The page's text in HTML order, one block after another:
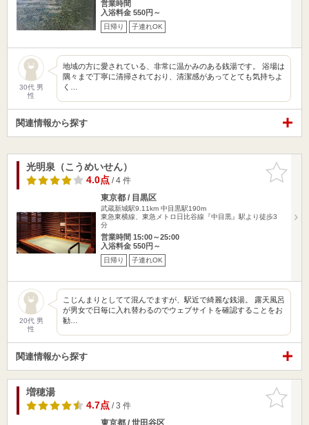
営業時間
入浴料金 550円～
日帰り 子連れOK
30代 男
性
地域の方に愛されている、非常に温かみのある銭湯です。 浴場は
隅々まで丁寧に清掃されており、清潔感があってとても気持ちよ
く…
関連情報から探す
お気に入
りに追加
光明泉（こうめいせん）
4.0点/ 4 件
東京都 / 目黒区
武蔵新城駅9.11km 中目黒駅190m
東急東横線、東急メトロ日比谷線『中目黒』駅より徒歩3
分
営業時間 15:00～25:00
入浴料金 550円～
日帰り 子連れOK
20代 男
性
こじんまりとしてて混んでますが、駅近で綺麗な銭湯。 露天風呂
が男女で日毎に入れ替わるのでウェブサイトを確認することをお
勧…
関連情報から探す
お気に入
りに追加
増穂湯
4.7点/ 3 件
東京都 / 世田谷区